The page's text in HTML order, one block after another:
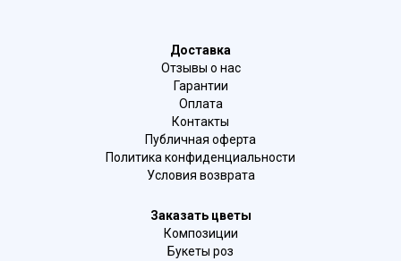
Доставка
Отзывы о нас
Гарантии
Оплата
Контакты
Публичная оферта
Политика конфиденциальности
Условия возврата
Заказать цветы
Композиции
Букеты роз